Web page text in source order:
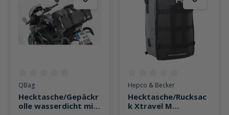
Durchschnittliche Bewertung von 0 von 5 Sternen
QBag
Hecktasche/Gepäckr
olle wasserdicht mit
Durchschnittliche Bewertung
Hepco & Becker
Hecktasche/Rucksac
k Xtravel M